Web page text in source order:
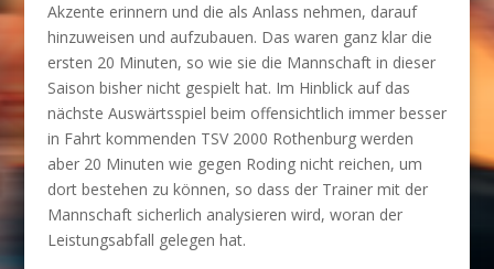
Akzente erinnern und die als Anlass nehmen, darauf
hinzuweisen und aufzubauen. Das waren ganz klar die
ersten 20 Minuten, so wie sie die Mannschaft in dieser
Saison bisher nicht gespielt hat. Im Hinblick auf das
nächste Auswärtsspiel beim offensichtlich immer besser
in Fahrt kommenden TSV 2000 Rothenburg werden
aber 20 Minuten wie gegen Roding nicht reichen, um
dort bestehen zu können, so dass der Trainer mit der
Mannschaft sicherlich analysieren wird, woran der
Leistungsabfall gelegen hat.